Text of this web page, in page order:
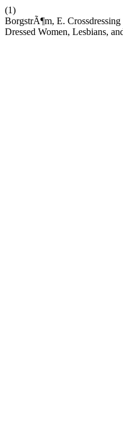
(1)
BorgstrÃ¶m, E.
Dressed Women, Lesbians,